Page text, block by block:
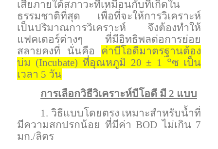
เสียภายใต้สภาวะที่เหมือนกับที่เกิดใน
ธรรมชาติที่สุด เพื่อที่จะให้การวิเคราะห์
เป็นปริมาณการวิเคราะห์ จึงต้องทำให้
แฟคเตอร์ต่างๆ ที่มีอิทธิพลต่อการย่อย
สลายคงที่ นั่นคือ ค่าบีโอดีมาตรฐานต้อง
บ่ม (Incubate) ที่อุณหภูมิ 20 ± 1 ๐ซ เป็น
เวลา 5 วัน
การเลือกวิธีวิเคราะห์บีโอดี มี 2 แบบ
1. วิธีแบบโดยตรง เหมาะสำหรับน้ำที่
มีความสกปรกน้อย ที่มีค่า BODไม่เกิน 7
มก./ลิตร